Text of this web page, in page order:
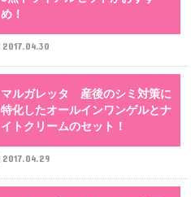
め！
2017.04.30
マルガレッタ 産後のシミ対策に
特化したオールインワンゲルとナ
イトクリームのセット！
2017.04.29